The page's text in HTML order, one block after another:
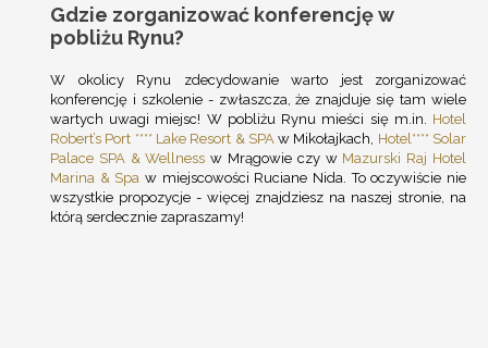
Gdzie zorganizować konferencję w
pobliżu Rynu?
W okolicy Rynu zdecydowanie warto jest zorganizować
konferencję i szkolenie - zwłaszcza, że znajduje się tam wiele
wartych uwagi miejsc! W pobliżu Rynu mieści się m.in. Hotel
Robert’s Port **** Lake Resort & SPAw Mikołajkach, Hotel**** Solar
Palace SPA & Wellness w Mrągowie czy w Mazurski Raj Hotel
Marina & Spa w miejscowości Ruciane Nida. To oczywiście nie
wszystkie propozycje - więcej znajdziesz na naszej stronie, na
którą serdecznie zapraszamy!